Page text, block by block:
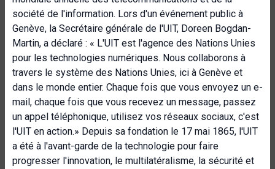
société de l'information. Lors d'un événement public à
Genève, la Secrétaire générale de l'UIT, Doreen Bogdan-
Martin, a déclaré : « L'UIT est l'agence des Nations Unies
pour les technologies numériques. Nous collaborons à
travers le système des Nations Unies, ici à Genève et
dans le monde entier. Chaque fois que vous envoyez un e-
mail, chaque fois que vous recevez un message, passez
un appel téléphonique, utilisez vos réseaux sociaux, c'est
l'UIT en action.» Depuis sa fondation le 17 mai 1865, l'UIT
a été à l'avant-garde de la technologie pour faire
progresser l'innovation, le multilatéralisme, la sécurité et